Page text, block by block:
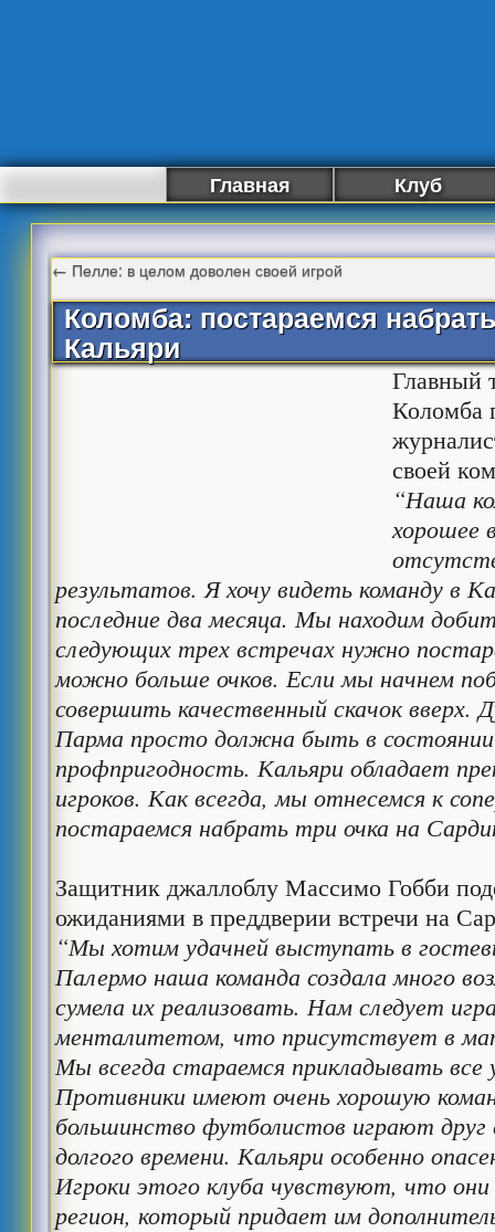
Главная Клуб
← Пелле: в целом доволен своей игрой
Коломба: постараемся
Кальяри
Главный
Коломба
своей
“Наша
хорошее
результатов. Я хочу видеть команду в
последние два месяца. Мы находим
следующих трех встречах нужно
можно больше очков. Если мы начнем
совершить качественный скачок вверх.
Парма просто должна быть в
профпригодность. Кальяри обладает
игроков. Как всегда, мы отнесемся к
постараемся набрать три очка на
Защитник джаллоблу Массимо Гобби
ожиданиями в преддверии встречи на
“Мы хотим удачней выступать в
Палермо наша команда создала много
сумела их реализовать. Нам следует
менталитетом, что присутствует в
Мы всегда стараемся прикладывать все
Противники имеют очень хорошую
большинство футболистов играют
долгого времени. Кальяри особенно
Игроки этого клуба чувствуют, что
регион, который придает им